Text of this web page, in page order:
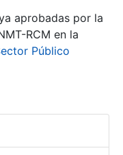
aprobadas por la
RCM en la
Público